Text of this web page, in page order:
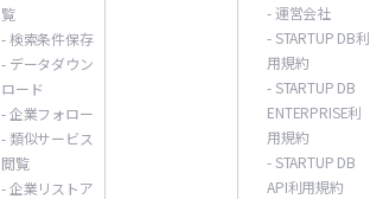
覧
- 検索条件保存
- データダウン
ロード
- 企業フォロー
- 類似サービス
閲覧
- 企業リストア
- 運営会社
- STARTUP DB利
用規約
- STARTUP DB
ENTERPRISE利
用規約
- STARTUP DB
API利用規約